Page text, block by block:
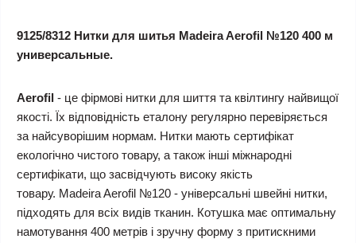
9125/8312 Нитки для шитья Madeira Aerofil №120 400 м
универсальные.
Aerofil - це фірмові нитки для шиття та квілтингу найвищої
якості. Їх відповідність еталону регулярно перевіряється
за найсуворішим нормам. Нитки мають сертифікат
екологічно чистого товару, а також інші міжнародні
сертифікати, що засвідчують високу якість
товару. Madeira Aerofil №120 - універсальні швейні нитки,
підходять для всіх видів тканин. Котушка має оптимальну
намотування 400 метрів і зручну форму з притискними